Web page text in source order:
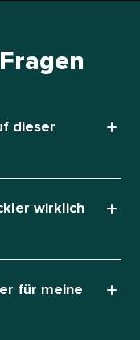
dieser
wirklich
für meine